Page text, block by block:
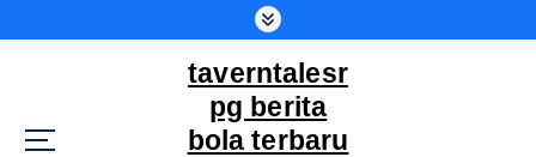
k
taverntalesr
pg berita
bola terbaru